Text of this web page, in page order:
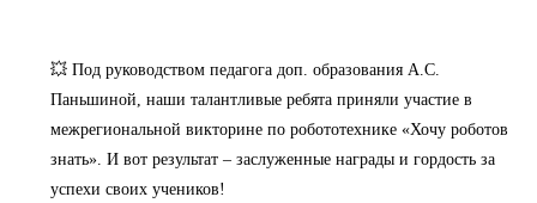
💥 Под руководством педагога доп. образования А.С.
Паньшиной, наши талантливые ребята приняли участие в
межрегиональной викторине по робототехнике «Хочу роботов
знать». И вот результат – заслуженные награды и гордость за
успехи своих учеников!